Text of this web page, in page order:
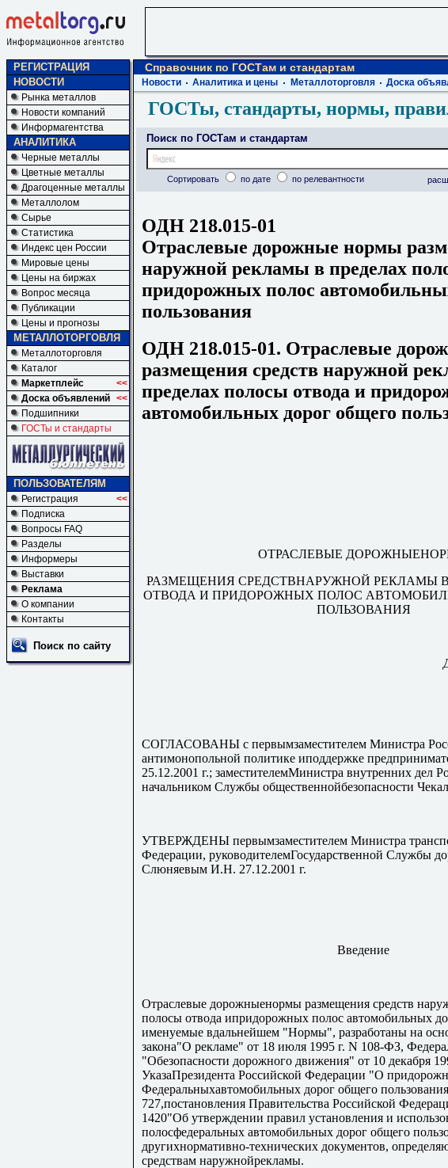
РЕГИСТРАЦИЯ
НОВОСТИ
Рынка металлов
Новости компаний
Информагентства
АНАЛИТИКА
Черные металлы
Цветные металлы
Драгоценные металлы
Металлолом
Сырье
Статистика
Индекс цен России
Мировые цены
Цены на биржах
Вопрос месяца
Публикации
Цены и прогнозы
МЕТАЛЛОТОРГОВЛЯ
Металлоторговля
Каталог
Маркетплейс
<<
Доска объявлений <<
Подшипники
ГОСТы и стандарты
ПОЛЬЗОВАТЕЛЯМ
Регистрация
<<
Подписка
Вопросы FAQ
Разделы
Информеры
Выставки
Реклама
О компании
Контакты
Поиск по сайту
Справочник по ГОСТам и стандартам
Новости Аналитика и цены Металлоторговля Доска
ГОСТы, стандарты, нормы,
Поиск по ГОСТам и стандартам
Сортировать по дате по релевантности
ОДН 218.015-01
Отраслевые дорожные нормы
наружной рекламы в пределах
придорожных полос
пользования
ОДН 218.015-01. Отраслевые
размещения средств наружной
пределах полосы отвода и
автомобильных дорог общего
ОТРАСЛЕВЫЕ
РАЗМЕЩЕНИЯ СРЕДСТВНАРУЖНОЙ РЕКЛАМЫ
ОТВОДА И ПРИДОРОЖНЫХ ПОЛОС
ПОЛЬЗОВАНИЯ
СОГЛАСОВАНЫ с первымзаместителем Министра
антимонопольной политике иподдержке
25.12.2001 г.; заместителемМинистра внутренних дел
начальником Службы общественнойбезопасности
УТВЕРЖДЕНЫ первымзаместителем Министра
Федерации, руководителемГосударственной Службы
Слюняевым И.Н. 27.12.2001 г.
Введение
Отраслевые дорожныенормы размещения средств
полосы отвода ипридорожных полос автомобильных
именуемые вдальнейшем "Нормы", разработаны на
закона"О рекламе" от 18 июля 1995 г. N 108-ФЗ,
"Обезопасности дорожного движения" от 10 декабря
УказаПрезидента Российской Федерации "О
Федеральныхавтомобильных дорог общего
727,постановления Правительства Российской
1420"Об утверждении правил установления и
полосфедеральных автомобильных дорог общего
другихнормативно-технических документов,
средствам наружнойрекламы.